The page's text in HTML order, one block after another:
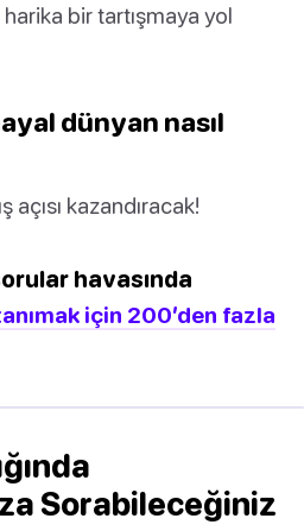
bir tartışmaya yol
dünyan nasıl
açısı kazandıracak!
havasında
için 200’den fazla
Sorabileceğiniz